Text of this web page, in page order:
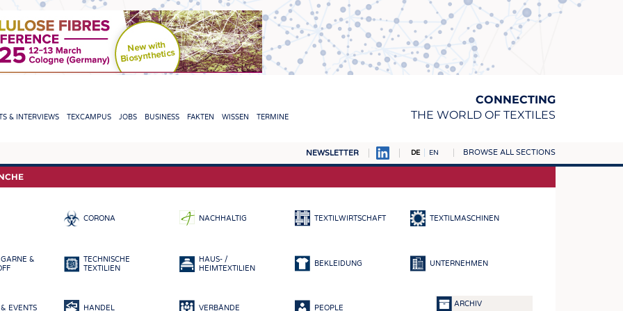
CONNECTING
THE WORLD OF TEXTILES
& INTERVIEWS TEXCAMPUS JOBS BUSINESS FAKTEN WISSEN TERMINE
NEWSLETTER DE EN BROWSE ALL SECTIONS
TEXTILE LEADERSHIP FASERN
GEWEBE
CORONA NACHHALTIG TEXTILWIRTSCHAFT TEXTILMASCHINEN
&
TECHNISCHE
TEXTILIEN
HAUS- /
HEIMTEXTILIEN
BEKLEIDUNG UNTERNEHMEN
EVENTS HANDEL VERBÄNDE PEOPLE ARCHIV